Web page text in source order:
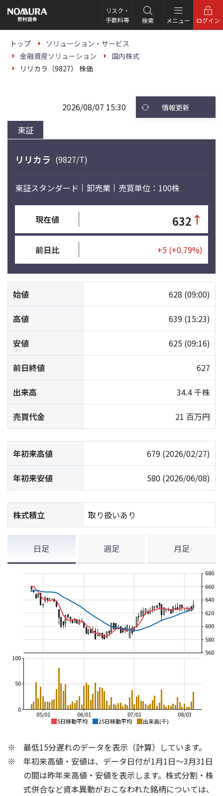
の
ー
リスク・
手数料等
検索 メニュー ログイン
トップ
ソリューション・サービス
金融資産ソリューション
国内株式
リリカラ（9827） 株価
東証
2026/08/07 15:30 情報更新
リリカラ (9827/T)
東証スタンダード 卸売業 売買単位：100株
現在値 632 ↑
前日比 +5 (+0.79%)
始値 628 (09:00)
高値 639 (15:23)
安値 625 (09:16)
前日終値 627
出来高 34.4 千株
売買代金 21 百万円
年初来高値 679 (2026/02/27)
年初来安値 580 (2026/06/08)
株式積立 取り扱いあり
日足 週足 月足
5日移動平均 25日移動平均 出来高(千)
08/03
07/01
06/01
05/01
560
580
600
620
640
660
680
0
50
100
550
600
650
500
600
最低15分遅れのデータを表示（計算）しています。
年初来高値・安値は、データ日付が1月1日～3月31日
の間は昨年来高値・安値を表示します。株式分割・株
式併合など資本異動がおこなわれた銘柄については、